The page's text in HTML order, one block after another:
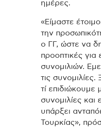
ημέρες.
«Είμαστε
την
ο ΓΓ, ώστε να
προοπτικές
συνομιλιών.
τις
τί επιδιώκουμε
συνομιλίες και
υπάρξει
Τουρκίας»,